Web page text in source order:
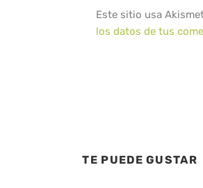
Este sitio usa
los datos de tus
TE PUEDE GUSTAR